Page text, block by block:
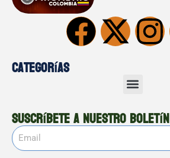
Categorías
Suscríbete a nuestro boletín